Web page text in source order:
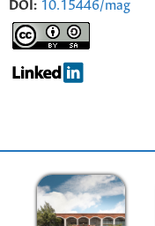
DOI: 10.15446/mag